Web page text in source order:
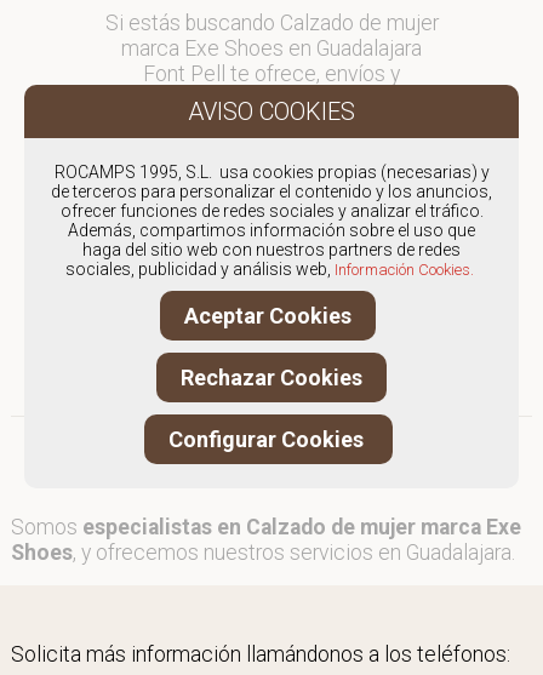
Si estás buscando Calzado de mujer
marca Exe Shoes en Guadalajara
Font Pell te ofrece, envíos y
devoluciones gratuítos a Península y
Baleares, para otros destinos
en comercial@fontpell.com.
Los envíos a Guadalajara
gestionados entre semana se
entregarán en menos de 48 horas;
los pedidos realizados en fin de
semana, el producto se enviará a
partir del lunes.
Somos especialistas en Calzado de mujer marca Exe
Shoes, y ofrecemos nuestros servicios en Guadalajara.
Solicita más información llamándonos a los teléfonos:
ROCAMPS 1995, S.L. usa cookies propias (necesarias) y
de terceros para personalizar el contenido y los anuncios,
ofrecer funciones de redes sociales y analizar el tráfico.
Además, compartimos información sobre el uso que
haga del sitio web con nuestros partners de redes
sociales, publicidad y análisis web, Información Cookies.
Aceptar Cookies
Rechazar Cookies
Configurar Cookies